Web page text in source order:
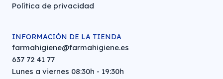
Política de privacidad
INFORMACIÓN DE LA TIENDA
farmahigiene@farmahigiene.es
637 72 41 77
Lunes a viernes 08:30h - 19:30h